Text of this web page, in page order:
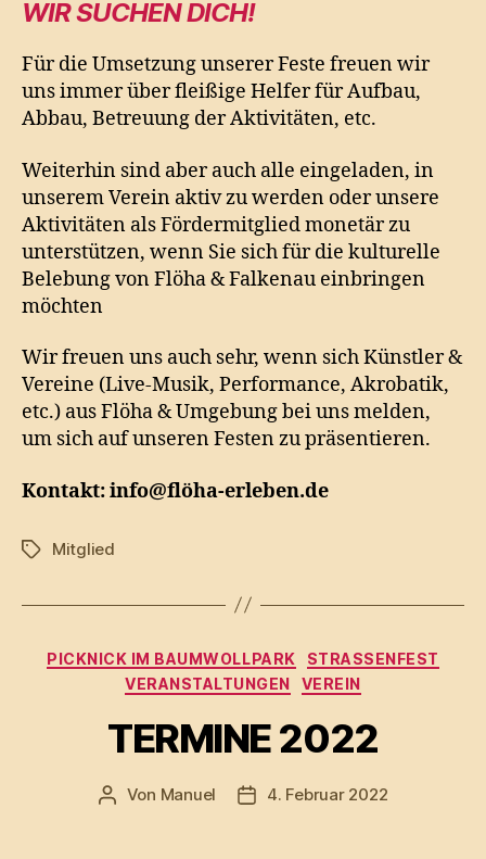
WIR SUCHEN DICH!
Für die Umsetzung unserer Feste freuen wir
uns immer über fleißige Helfer für Aufbau,
Abbau, Betreuung der Aktivitäten, etc.
Weiterhin sind aber auch alle eingeladen, in
unserem Verein aktiv zu werden oder unsere
Aktivitäten als Fördermitglied monetär zu
unterstützen, wenn Sie sich für die kulturelle
Belebung von Flöha & Falkenau einbringen
möchten
Wir freuen uns auch sehr, wenn sich Künstler &
Vereine (Live-Musik, Performance, Akrobatik,
etc.) aus Flöha & Umgebung bei uns melden,
um sich auf unseren Festen zu präsentieren.
Kontakt: info@flöha-erleben.de
Schlagwörter
Mitglied
Kategorien
PICKNICK IM BAUMWOLLPARK
STRASSENFEST
VERANSTALTUNGEN
VEREIN
TERMINE 2022
Beitragsautor
Von Manuel Veröffentlichungsdatum
4. Februar 2022